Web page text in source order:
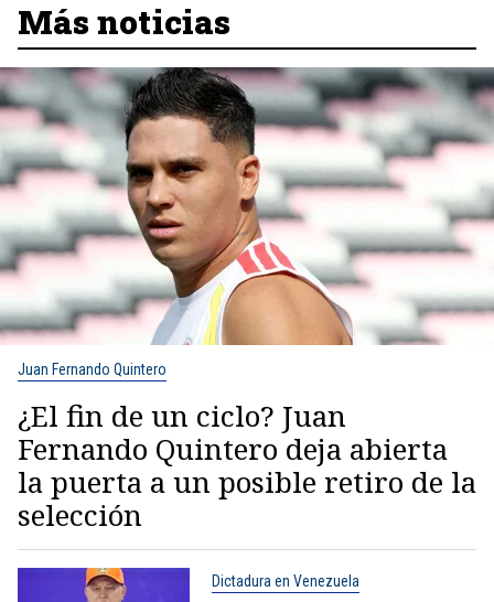
Más noticias
Juan Fernando Quintero
¿El fin de un ciclo? Juan
Fernando Quintero deja abierta
la puerta a un posible retiro de la
selección
Dictadura en Venezuela